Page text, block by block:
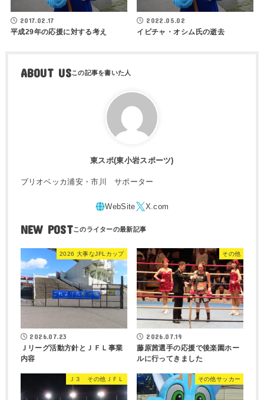
2017.02.17
平成29年の応援に対する考え
2022.05.02
イビチャ・オシム氏の逝去
ABOUT US
東スポ(東小岩スポーツ)
ブリオベッカ浦安・市川 サポーター
NEW POST
2026 大事なJFLカップ
2026.07.23
Ｊリーグ活動方針とＪＦＬ事業
内容
その他
2026.07.19
藤原茜選手の応援で後楽園ホー
ルに行ってきました
Ｊ３ その他ＪＦＬ その他サッカー